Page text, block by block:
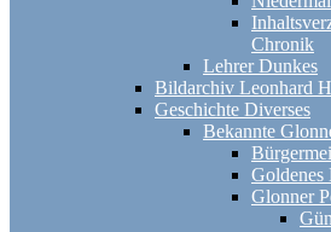
Chronik
Lehrer Dunkes
Bildarchiv Leonhard
Geschichte Diverses
Bekannte
Goldenes
Glonner